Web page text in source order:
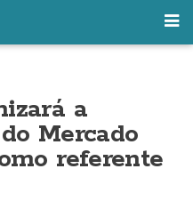
a
Mercado
referente